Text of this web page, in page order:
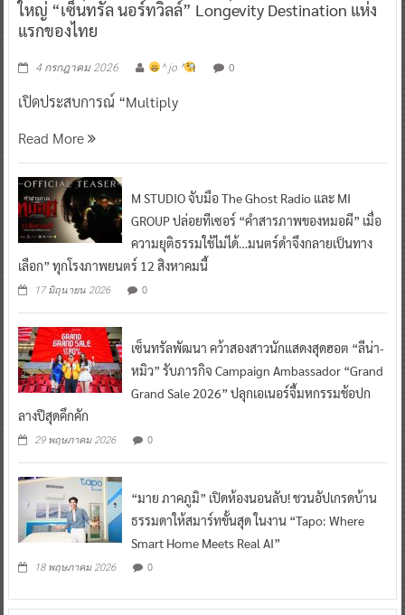
ใหญ่ “เซ็นทรัล นอร์ทวิลล์” Longevity Destination แห่ง
แรกของไทย
4 กรกฎาคม 2026 ^ jo ^ 0
เปิดประสบการณ์ “Multiply
Read More
M STUDIO จับมือ The Ghost Radio และ MI
GROUP ปล่อยทีเซอร์ “คำสารภาพของหมอผี” เมื่อ
ความยุติธรรมใช้ไม่ได้…มนตร์ดำจึงกลายเป็นทาง
เลือก” ทุกโรงภาพยนตร์ 12 สิงหาคมนี้
17 มิถุนายน 2026 0
เซ็นทรัลพัฒนา คว้าสองสาวนักแสดงสุดฮอต “ลีน่า-
หมิว” รับภารกิจ Campaign Ambassador “Grand
Grand Sale 2026” ปลุกเอเนอร์จี้มหกรรมช้อปก
ลางปีสุดคึกคัก
29 พฤษภาคม 2026 0
“มาย ภาคภูมิ” เปิดห้องนอนลับ! ชวนอัปเกรดบ้าน
ธรรมดาให้สมาร์ทขั้นสุด ในงาน “Tapo: Where
Smart Home Meets Real AI”
18 พฤษภาคม 2026 0